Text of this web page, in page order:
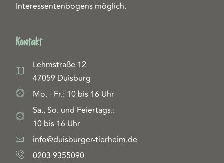
Interessentenbogens möglich.
Kontakt
Lehmstraße 12
47059 Duisburg
Mo. - Fr.: 10 bis 16 Uhr
Sa., So. und Feiertags.:
10 bis 16 Uhr
info@duisburger-tierheim.de
0203 9355090